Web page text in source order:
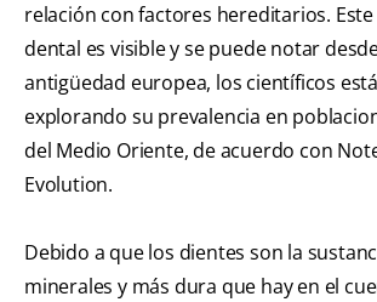
relación con factores hereditarios.
dental es visible y se puede notar
antigüedad europea, los científicos
explorando su prevalencia en
del Medio Oriente, de acuerdo con
Evolution.
Debido a que los dientes son la
minerales y más dura que hay en el